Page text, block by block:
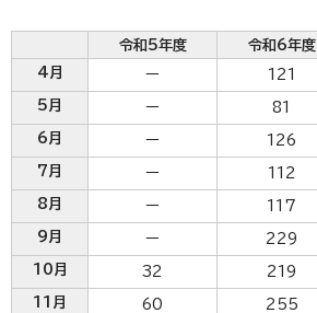
令和5年度 令和6年度
4月
ー 121
5月
ー 81
6月
ー 126
7月
ー 112
8月
ー 117
9月
ー 229
10月
32 219
11月
60 255